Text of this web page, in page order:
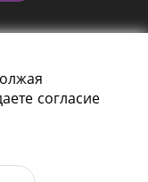
220114
согласие